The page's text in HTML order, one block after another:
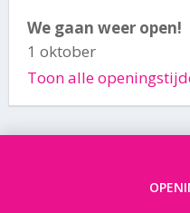
We gaan weer open!
1 oktober
Toon alle